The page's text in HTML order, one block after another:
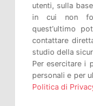
utenti, sulla
in cui non
quest’ultimo
contattare
studio della
Per esercitare i
personali e per
Politica di